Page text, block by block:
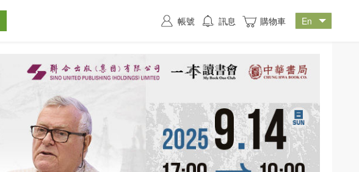
帳號 訊息 購物車